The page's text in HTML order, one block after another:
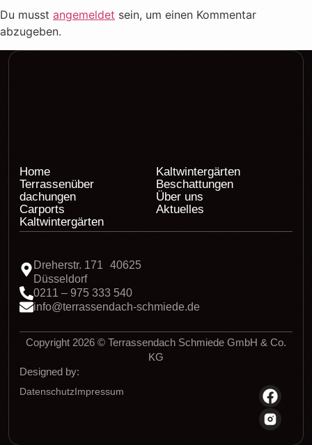
Du musst angemeldet sein, um einen Kommentar
abzugeben.
Home
Terrassenüber
dachungen
Carports
Kaltwintergärten
Kaltwintergärten
Beschattungen
Über uns
Aktuelles
Dreherstr. 171 40625
Düsseldorf
0211 – 975 333 540
info@terrassendach-schmiede.de
Copyright 2026 © Terrassendach Schmiede GmbH & Co.
KG
Designed by:
DatenschutzImpressum